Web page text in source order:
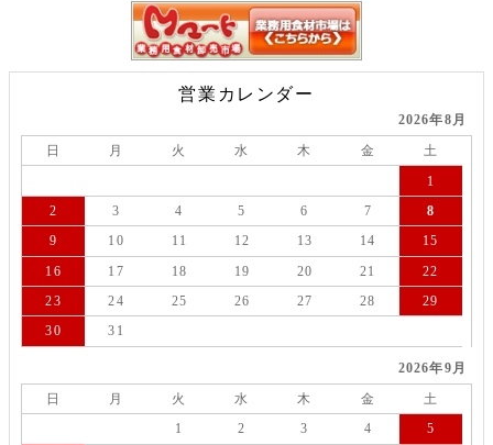
営業カレンダー
2026年8月
日 月 火 水 木 金
土
1
2
3 4 5 6 7
8
9
10 11 12 13 14
15
16
17 18 19 20 21
22
23
24 25 26 27 28
29
30
31
2026年9月
日 月 火 水 木 金
土
1
2 3 4
5